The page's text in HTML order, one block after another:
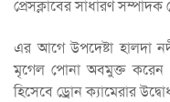
প্রেসক্লাবের সাধারণ সম্পাদক
এর আগে উপদেষ্টা হালদা
মৃগেল পোনা অবমুক্ত করেন
হিসেবে ড্রোন ক্যামেরার